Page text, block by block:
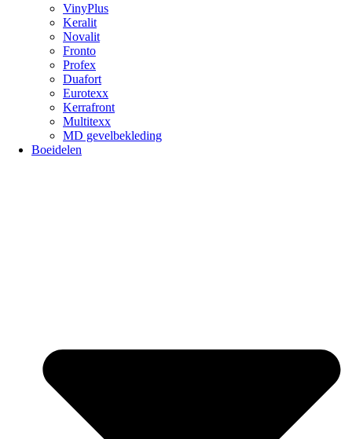
VinyPlus
Keralit
Novalit
Fronto
Profex
Duafort
Eurotexx
Kerrafront
Multitexx
MD gevelbekleding
Boeidelen